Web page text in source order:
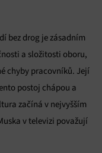
bez drog je zásadním
a složitosti oboru,
chyby pracovníků. Její
postoj chápou a
začíná v nejvyšším
v televizi považují